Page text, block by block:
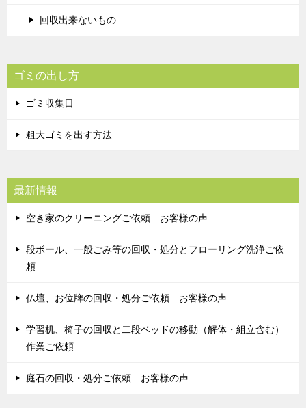
回収出来ないもの
ゴミの出し方
ゴミ収集日
粗大ゴミを出す方法
最新情報
空き家のクリーニングご依頼 お客様の声
段ボール、一般ごみ等の回収・処分とフローリング洗浄ご依
頼
仏壇、お位牌の回収・処分ご依頼 お客様の声
学習机、椅子の回収と二段ベッドの移動（解体・組立含む）
作業ご依頼
庭石の回収・処分ご依頼 お客様の声